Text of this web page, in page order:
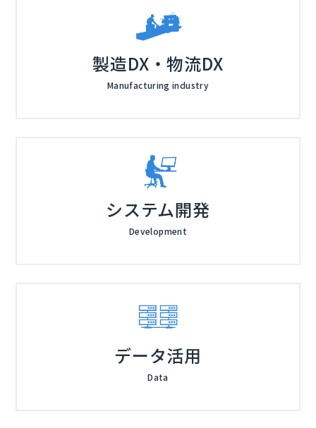
製造DX・物流DX
Manufacturing industry
システム開発
Development
データ活用
Data